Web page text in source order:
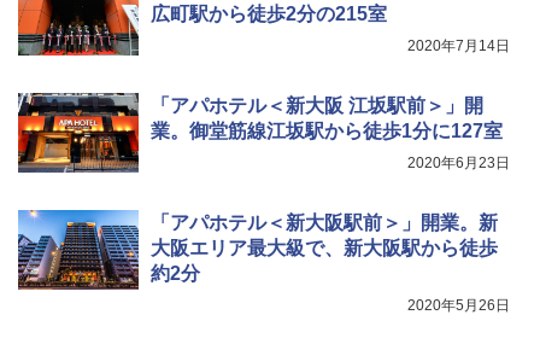
￥9,990
[キャンパーズコレクション 山善] 傘みたいに
広げるだけ パッとサッとテント キューブワ
イド ブラックコーティング フルクローズ メ
ッシュ 4人用 簡単設置 ポップアップテント P
￥-
熊撃退スプレー 熊よけスプレー 熊スプレー
【日本企業販売】超強力クマ対策スプレー 30
秒）射程5～10m 安全ロック搭載 携帯収納袋
付き ヒグマ・イノシシ対策 自治体・教育機
関の購入実績 登山・キャンプ・アウトドア・
防災用品 長期保存可能 緊急時用 日本国内発
￥3,680
広町駅から徒歩2分の215室
2020年7月14日
「アパホテル＜新大阪 江坂駅前＞」開
業。御堂筋線江坂駅から徒歩1分に127室
2020年6月23日
「アパホテル＜新大阪駅前＞」開業。新
大阪エリア最大級で、新大阪駅から徒歩
約2分
2020年5月26日